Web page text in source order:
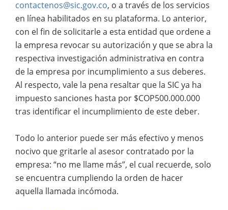
contactenos@sic.gov.co, o a través de los servicios
en línea habilitados en su plataforma. Lo anterior,
con el fin de solicitarle a esta entidad que ordene a
la empresa revocar su autorización y que se abra la
respectiva investigación administrativa en contra
de la empresa por incumplimiento a sus deberes.
Al respecto, vale la pena resaltar que la SIC ya ha
impuesto sanciones hasta por $COP500.000.000
tras identificar el incumplimiento de este deber.
Todo lo anterior puede ser más efectivo y menos
nocivo que gritarle al asesor contratado por la
empresa: “no me llame más”, el cual recuerde, solo
se encuentra cumpliendo la orden de hacer
aquella llamada incómoda.